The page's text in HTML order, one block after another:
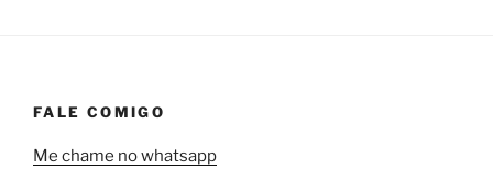
FALE COMIGO
Me chame no whatsapp